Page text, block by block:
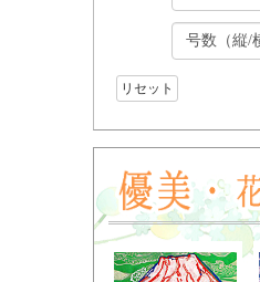
リセット